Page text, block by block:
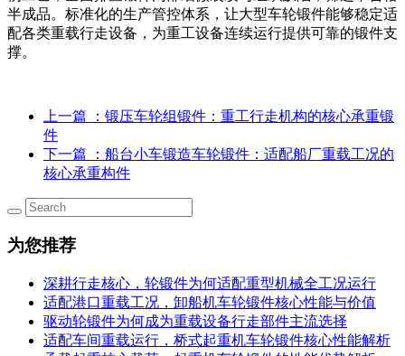
半成品。标准化的生产管控体系，让大型车轮锻件能够稳定适
配各类重载行走设备，为重工设备连续运行提供可靠的锻件支
撑。
上一篇
：锻压车轮组锻件：重工行走机构的核心承重锻
件
下一篇
：船台小车锻造车轮锻件：适配船厂重载工况的
核心承重构件
为您推荐
深耕行走核心，轮锻件为何适配重型机械全工况运行
适配港口重载工况，卸船机车轮锻件核心性能与价值
驱动轮锻件为何成为重载设备行走部件主流选择
适配车间重载运行，桥式起重机车轮锻件核心性能解析